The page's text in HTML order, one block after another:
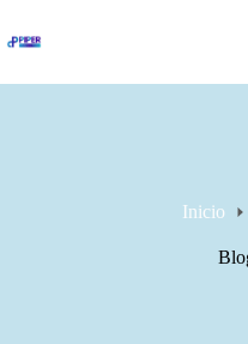
contenido
Inicio